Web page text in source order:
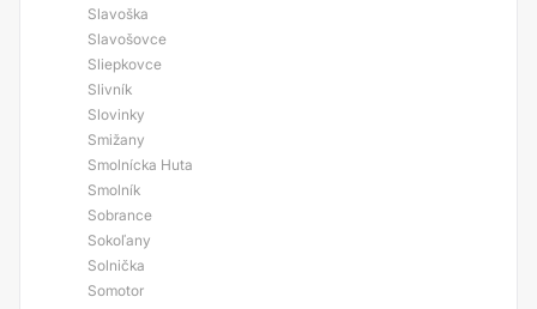
Slavoška
Slavošovce
Sliepkovce
Slivník
Slovinky
Smižany
Smolnícka Huta
Smolník
Sobrance
Sokoľany
Solnička
Somotor